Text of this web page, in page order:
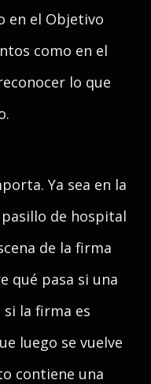
en el Objetivo
como en el
lo que
Ya sea en la
de hospital
de la firma
qué pasa si una
la firma es
luego se vuelve
contiene una